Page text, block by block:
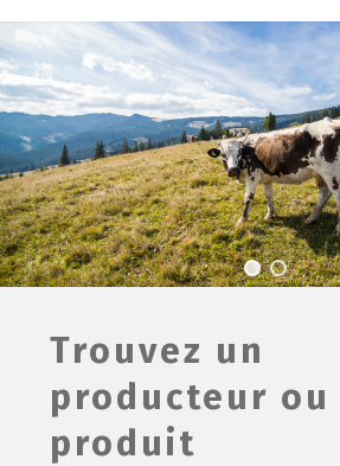
Trouvez un
producteur ou
produit
Le matériel membres
Devenir membre
Revue de presse
Guide de la vente directe
Film de présentation
Fête Marché Paysan